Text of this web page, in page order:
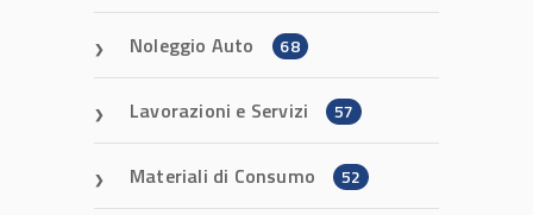
Noleggio Auto 68
Lavorazioni e Servizi 57
Materiali di Consumo 52